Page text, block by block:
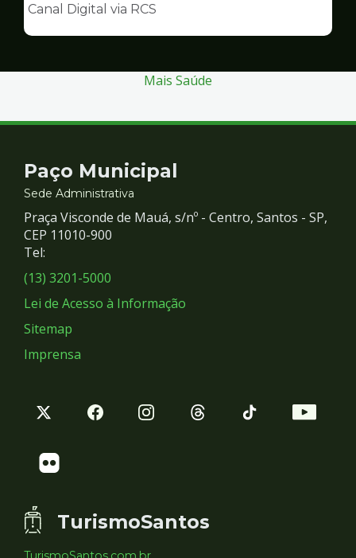
Comunicação
Canal Digital via RCS
Mais Saúde
Contato
e
Redes
Sociais
Paço Municipal
Sede Administrativa
Praça Visconde de Mauá, s/nº - Centro, Santos - SP,
CEP 11010-900
Tel:
(13) 3201-5000
Lei de Acesso à Informação
Sitemap
Imprensa
TurismoSantos